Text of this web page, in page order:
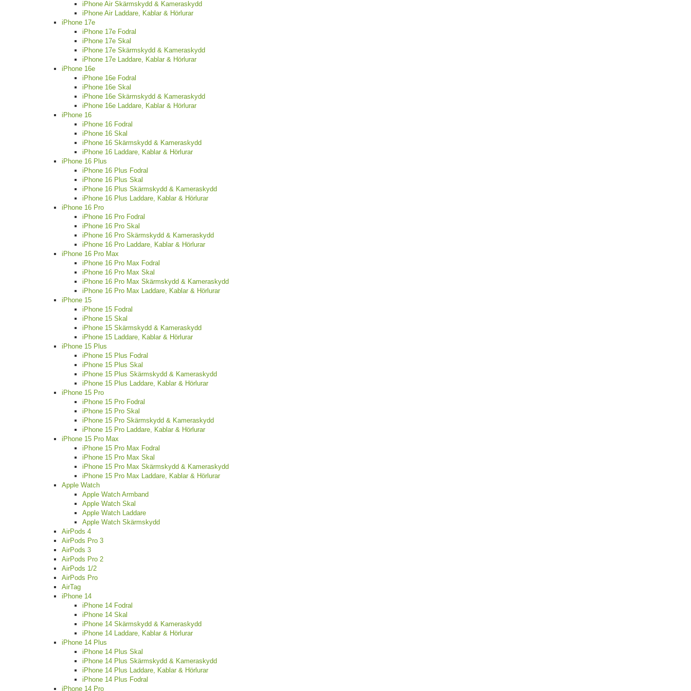
iPhone Air Skärmskydd & Kameraskydd
iPhone Air Laddare, Kablar & Hörlurar
iPhone 17e
iPhone 17e Fodral
iPhone 17e Skal
iPhone 17e Skärmskydd & Kameraskydd
iPhone 17e Laddare, Kablar & Hörlurar
iPhone 16e
iPhone 16e Fodral
iPhone 16e Skal
iPhone 16e Skärmskydd & Kameraskydd
iPhone 16e Laddare, Kablar & Hörlurar
iPhone 16
iPhone 16 Fodral
iPhone 16 Skal
iPhone 16 Skärmskydd & Kameraskydd
iPhone 16 Laddare, Kablar & Hörlurar
iPhone 16 Plus
iPhone 16 Plus Fodral
iPhone 16 Plus Skal
iPhone 16 Plus Skärmskydd & Kameraskydd
iPhone 16 Plus Laddare, Kablar & Hörlurar
iPhone 16 Pro
iPhone 16 Pro Fodral
iPhone 16 Pro Skal
iPhone 16 Pro Skärmskydd & Kameraskydd
iPhone 16 Pro Laddare, Kablar & Hörlurar
iPhone 16 Pro Max
iPhone 16 Pro Max Fodral
iPhone 16 Pro Max Skal
iPhone 16 Pro Max Skärmskydd & Kameraskydd
iPhone 16 Pro Max Laddare, Kablar & Hörlurar
iPhone 15
iPhone 15 Fodral
iPhone 15 Skal
iPhone 15 Skärmskydd & Kameraskydd
iPhone 15 Laddare, Kablar & Hörlurar
iPhone 15 Plus
iPhone 15 Plus Fodral
iPhone 15 Plus Skal
iPhone 15 Plus Skärmskydd & Kameraskydd
iPhone 15 Plus Laddare, Kablar & Hörlurar
iPhone 15 Pro
iPhone 15 Pro Fodral
iPhone 15 Pro Skal
iPhone 15 Pro Skärmskydd & Kameraskydd
iPhone 15 Pro Laddare, Kablar & Hörlurar
iPhone 15 Pro Max
iPhone 15 Pro Max Fodral
iPhone 15 Pro Max Skal
iPhone 15 Pro Max Skärmskydd & Kameraskydd
iPhone 15 Pro Max Laddare, Kablar & Hörlurar
Apple Watch
Apple Watch Armband
Apple Watch Skal
Apple Watch Laddare
Apple Watch Skärmskydd
AirPods 4
AirPods Pro 3
AirPods 3
AirPods Pro 2
AirPods 1/2
AirPods Pro
AirTag
iPhone 14
iPhone 14 Fodral
iPhone 14 Skal
iPhone 14 Skärmskydd & Kameraskydd
iPhone 14 Laddare, Kablar & Hörlurar
iPhone 14 Plus
iPhone 14 Plus Skal
iPhone 14 Plus Skärmskydd & Kameraskydd
iPhone 14 Plus Laddare, Kablar & Hörlurar
iPhone 14 Plus Fodral
iPhone 14 Pro